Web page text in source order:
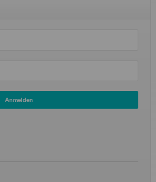
Anmelden